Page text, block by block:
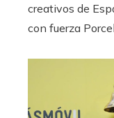
creativos de
con fuerza